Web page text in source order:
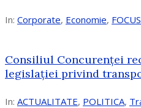
In: Corporate, Economie,
Consiliul Concurenței
legislației privind
In: ACTUALITATE, POLITICA,